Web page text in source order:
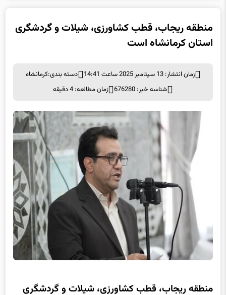
منطقه ریجاب، قطب کشاورزی، شیلات و گردشگری
استان کرمانشاه است
زمان انتشار: 13 سپتامبر 2025 ساعت 14:41 دسته بندی:کرمانشاه
شناسه خبر: 676280
زمان مطالعه: 4 دقیقه
منطقه ریجاب، قطب کشاورزی، شیلات و گردشگری